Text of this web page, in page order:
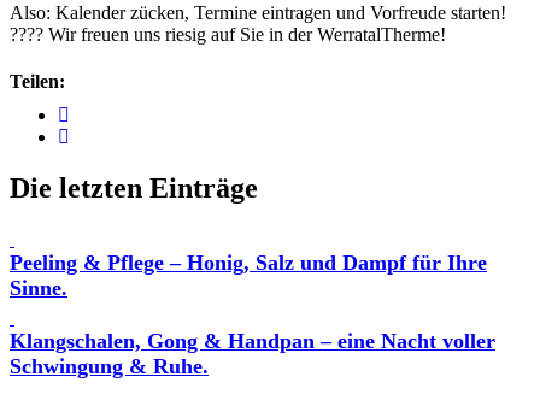
Also: Kalender zücken, Termine eintragen und Vorfreude starten!
???? Wir freuen uns riesig auf Sie in der WerratalTherme!
Teilen:
Die letzten Einträge
Peeling & Pflege – Honig, Salz und Dampf für Ihre
Sinne.
Klangschalen, Gong & Handpan – eine Nacht voller
Schwingung & Ruhe.